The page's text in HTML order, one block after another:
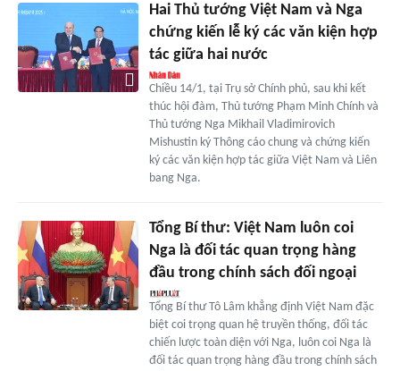
Hai Thủ tướng Việt Nam và Nga
chứng kiến lễ ký các văn kiện hợp
tác giữa hai nước
Chiều 14/1, tại Trụ sở Chính phủ, sau khi kết
thúc hội đàm, Thủ tướng Phạm Minh Chính và
Thủ tướng Nga Mikhail Vladimirovich
Mishustin ký Thông cáo chung và chứng kiến
ký các văn kiện hợp tác giữa Việt Nam và Liên
bang Nga.
Tổng Bí thư: Việt Nam luôn coi
Nga là đối tác quan trọng hàng
đầu trong chính sách đối ngoại
Tổng Bí thư Tô Lâm khẳng định Việt Nam đặc
biệt coi trọng quan hệ truyền thống, đối tác
chiến lược toàn diện với Nga, luôn coi Nga là
đối tác quan trọng hàng đầu trong chính sách